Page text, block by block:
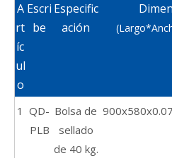
A
rt
íc
ul
o
Escri
be
Especific
ación
1 QD-
PLB
Bolsa de
sellado
de 40 kg.